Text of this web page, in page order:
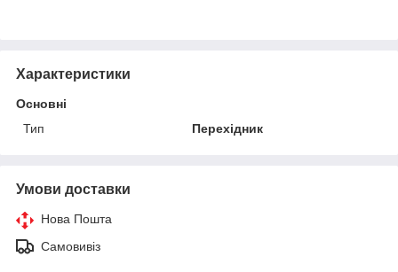
Характеристики
Основні
Тип
Перехідник
Умови доставки
Нова Пошта
Самовивіз